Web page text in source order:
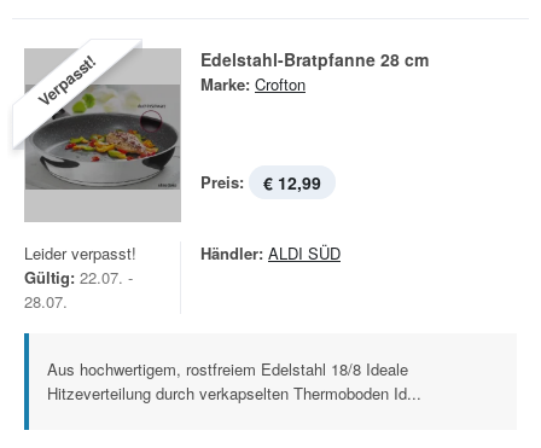
Verpasst! Edelstahl-Bratpfanne 28 cm
Marke: Crofton
Preis: € 12,99
Leider verpasst!
Gültig: 22.07. -
28.07.
Händler: ALDI SÜD
Aus hochwertigem, rostfreiem Edelstahl 18/8 Ideale
Hitzeverteilung durch verkapselten Thermoboden Id...